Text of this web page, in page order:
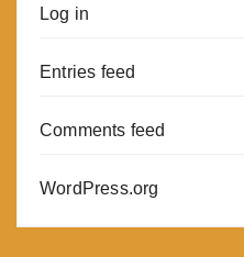
Log in
Entries feed
Comments feed
WordPress.org